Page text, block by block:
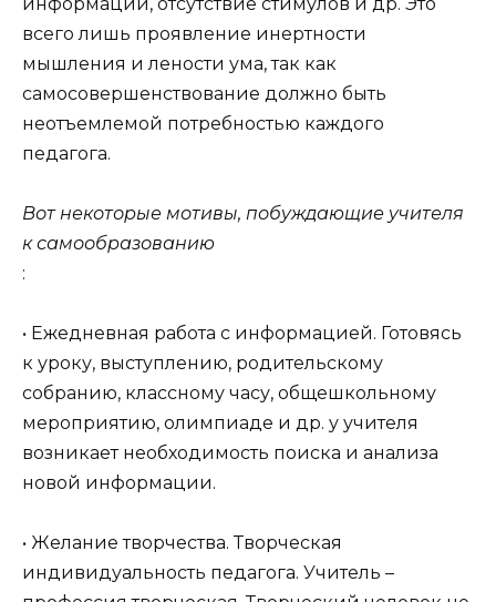
всего лишь проявление инертности
мышления и лености ума, так как
самосовершенствование должно быть
неотъемлемой потребностью каждого
педагога.
Вот некоторые мотивы, побуждающие учителя
к самообразованию
:
• Ежедневная работа с информацией. Готовясь
к уроку, выступлению, родительскому
собранию, классному часу, общешкольному
мероприятию, олимпиаде и др. у учителя
возникает необходимость поиска и анализа
новой информации.
• Желание творчества. Творческая
индивидуальность педагога. Учитель –